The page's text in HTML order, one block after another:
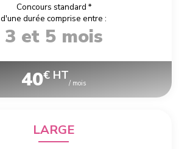
Concours standard *
d'une durée comprise entre :
3 et 5 mois
40€ HT
/ mois
LARGE